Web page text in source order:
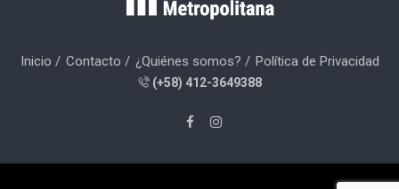
Inicio Contacto ¿Quiénes somos? Política de Privacidad
(+58) 412-3649388